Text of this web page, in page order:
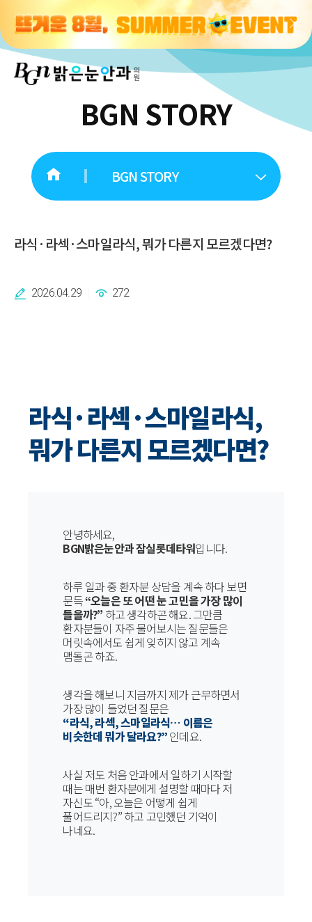
BGN STORY
BGN STORY
라식·라섹·스마일라식, 뭐가 다른지 모르겠다면?
2026.04.29 272
라식·라섹·스마일라식,
뭐가 다른지 모르겠다면?
안녕하세요,
BGN밝은눈안과 잠실롯데타워입니다.
하루 일과 중 환자분 상담을 계속 하다 보면
문득“오늘은 또 어떤 눈 고민을 가장 많이
들을까?” 하고 생각하곤 해요. 그만큼
환자분들이 자주 물어보시는 질문들은
머릿속에서도 쉽게 잊히지 않고 계속
맴돌곤 하죠.
생각을 해보니 지금까지 제가 근무하면서
가장 많이 들었던 질문은
“라식, 라섹, 스마일라식… 이름은
비슷한데 뭐가 달라요?”인데요.
사실 저도 처음 안과에서 일하기 시작할
때는 매번 환자분에게 설명할 때마다 저
자신도 “아, 오늘은 어떻게 쉽게
풀어드리지?” 하고 고민했던 기억이
나네요.